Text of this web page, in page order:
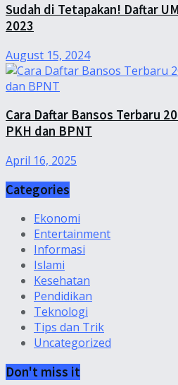
Sudah di Tetapakan! Daftar
2023
August 15, 2024
Cara Daftar Bansos Terbaru
PKH dan BPNT
April 16, 2025
Categories
Ekonomi
Entertainment
Informasi
Islami
Kesehatan
Pendidikan
Teknologi
Tips dan Trik
Uncategorized
Don't miss it